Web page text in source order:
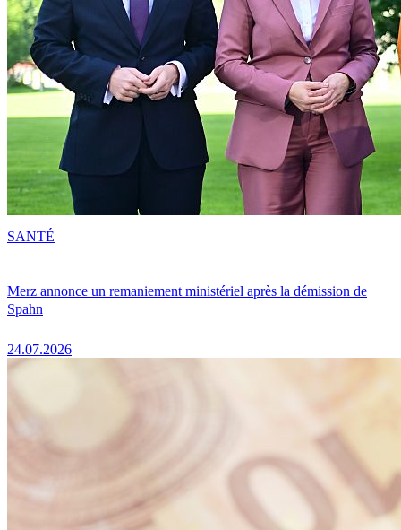
Merz annonce un remaniement ministériel après la démission de
Spahn
24.07.2026
SANTÉ